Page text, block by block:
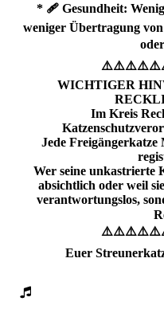
* 🩹 Gesundheit:
weniger Übertragung
WICHTIGER
Im Kreis
Jede
Wer seine unkastrierte
absichtlich oder weil
verantwortungslos,
Euer